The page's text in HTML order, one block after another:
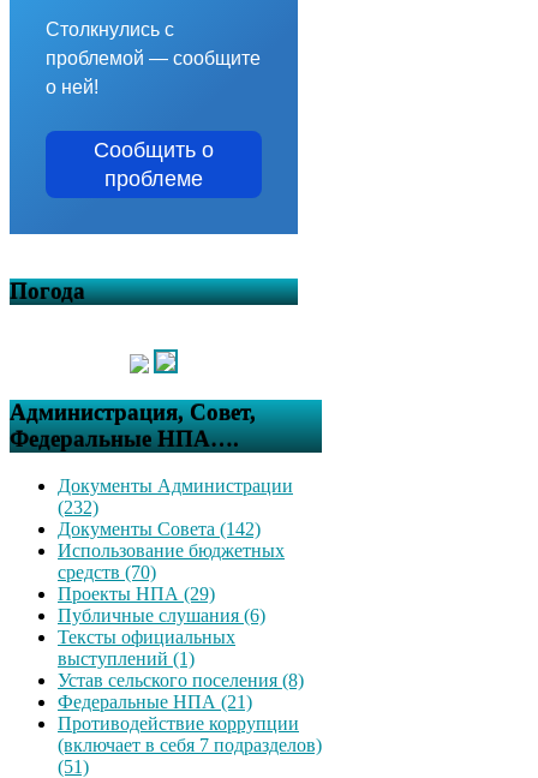
Столкнулись с
проблемой — сообщите
о ней!
Сообщить о
проблеме
Погода
Администрация, Совет,
Федеральные НПА….
Документы Администрации
(232)
Документы Совета (142)
Использование бюджетных
средств (70)
Проекты НПА (29)
Публичные слушания (6)
Тексты официальных
выступлений (1)
Устав сельского поселения (8)
Федеральные НПА (21)
Противодействие коррупции
(включает в себя 7 подразделов)
(51)